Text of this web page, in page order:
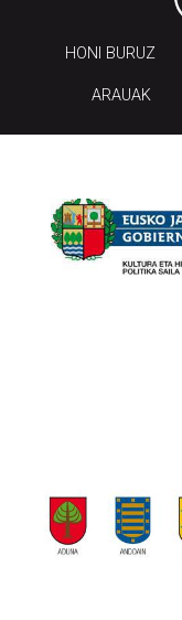
HONI BURUZ
ARAUAK